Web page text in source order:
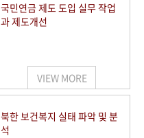
국민연금 제도 도입 실무 작업
과 제도개선
VIEW MORE
북한 보건복지 실태 파악 및 분
석